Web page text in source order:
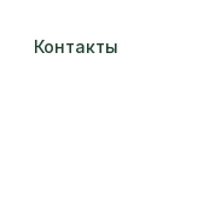
Контакты